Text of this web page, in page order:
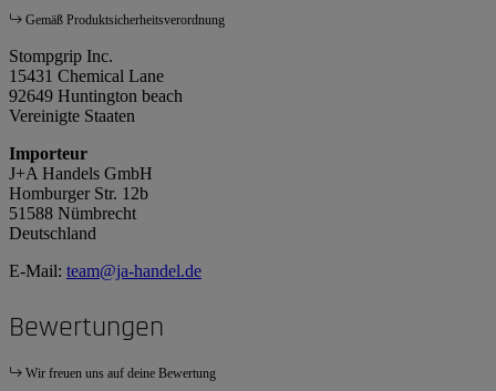
Gemäß Produktsicherheitsverordnung
Stompgrip Inc.
15431 Chemical Lane
92649 Huntington beach
Vereinigte Staaten
Importeur
J+A Handels GmbH
Homburger Str. 12b
51588 Nümbrecht
Deutschland
E-Mail: team@ja-handel.de
Bewertungen
Wir freuen uns auf deine Bewertung